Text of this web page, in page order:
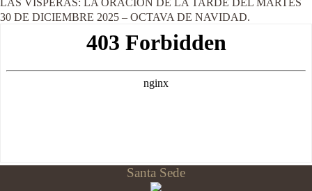
LAS VISPERAS: LA ORACIÓN DE LA TARDE DEL MARTES
30 DE DICIEMBRE 2025 – OCTAVA DE NAVIDAD.
Santa Sede